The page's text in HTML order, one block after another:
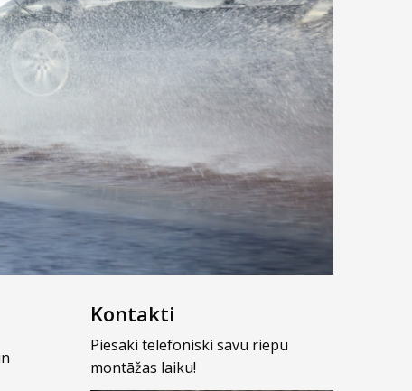
Kontakti
Piesaki telefoniski savu riepu
montāžas laiku!